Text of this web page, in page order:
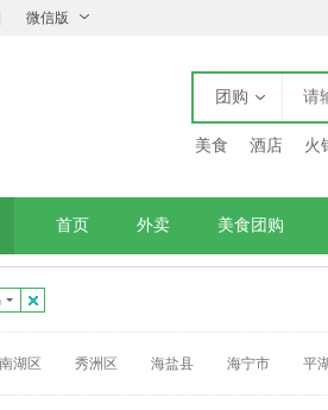
微信版
团购
美食 酒店 火
首页 外卖 美食团购
南湖区 秀洲区 海盐县 海宁市 平